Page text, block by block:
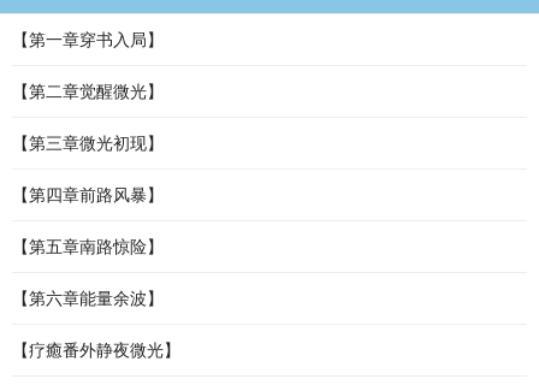
【第一章穿书入局】
【第二章觉醒微光】
【第三章微光初现】
【第四章前路风暴】
【第五章南路惊险】
【第六章能量余波】
【疗癒番外静夜微光】